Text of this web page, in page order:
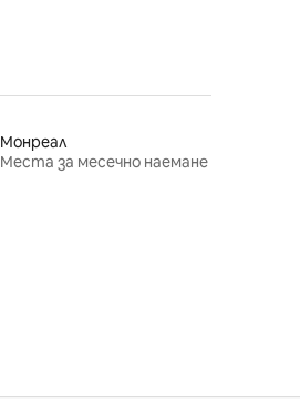
Монреал
Места за месечно наемане